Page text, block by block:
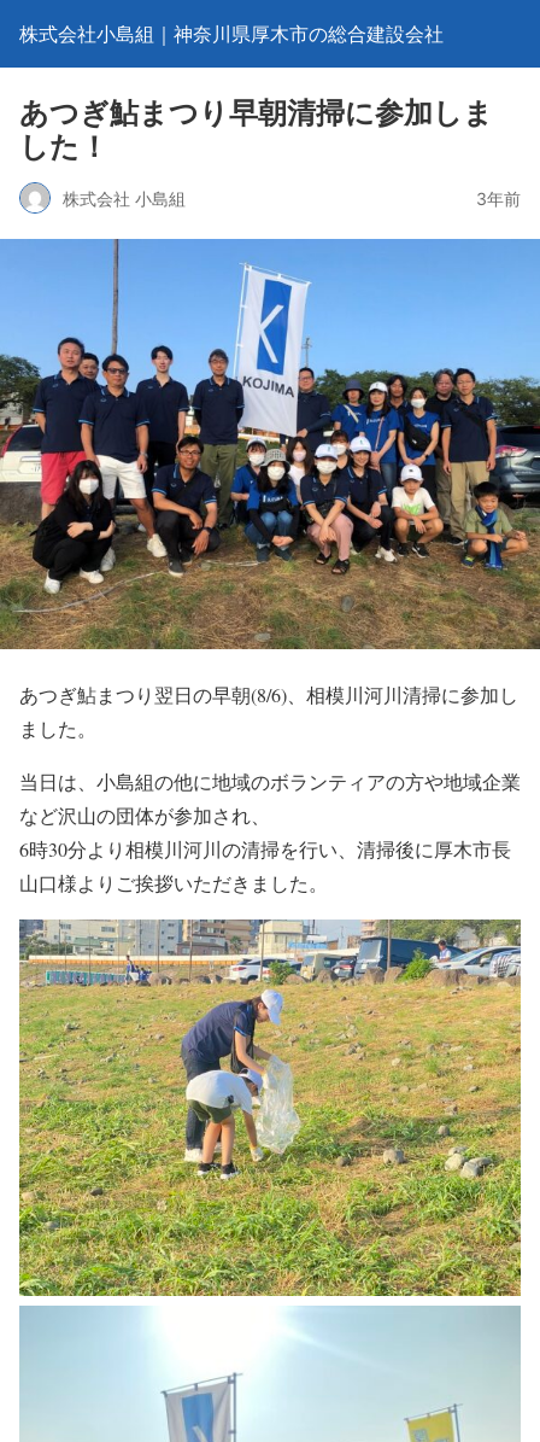
株式会社小島組｜神奈川県厚木市の総合建設会社
あつぎ鮎まつり早朝清掃に参加しま
した！
株式会社 小島組 3年前
あつぎ鮎まつり翌日の早朝(8/6)、相模川河川清掃に参加し
ました。
当日は、小島組の他に地域のボランティアの方や地域企業
など沢山の団体が参加され、
6時30分より相模川河川の清掃を行い、清掃後に厚木市長
山口様よりご挨拶いただきました。